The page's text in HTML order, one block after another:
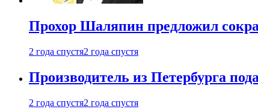
Прохор Шаляпин предложил
2 года спустя2 года спустя
Производитель из Петербурга
2 года спустя2 года спустя